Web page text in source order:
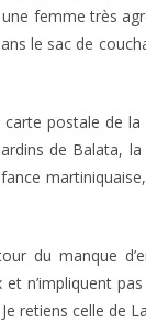
femme très
le sac de
postale de
de Balata,
du manque
n’impliquent
retiens celle de